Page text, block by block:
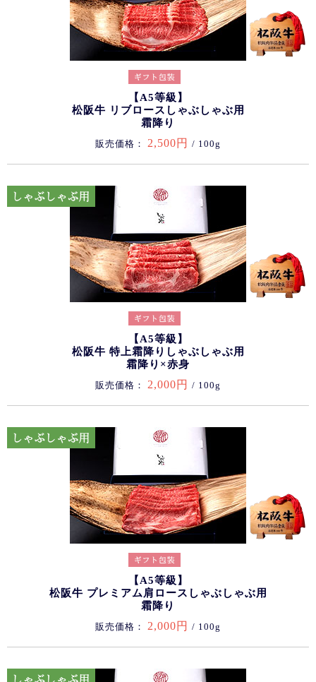
【A5等級】
松阪牛 リブロースしゃぶしゃぶ用
霜降り
販売価格： 2,500円 / 100g
【A5等級】
松阪牛 特上霜降りしゃぶしゃぶ用
霜降り×赤身
販売価格： 2,000円 / 100g
【A5等級】
松阪牛 プレミアム肩ロースしゃぶしゃぶ用
霜降り
販売価格： 2,000円 / 100g